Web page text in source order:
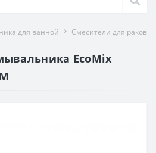
для ванной Смесители для
EcoMix